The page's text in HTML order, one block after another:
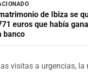
de Ibiza se
euros que había
banco
visitas a urgencias, la